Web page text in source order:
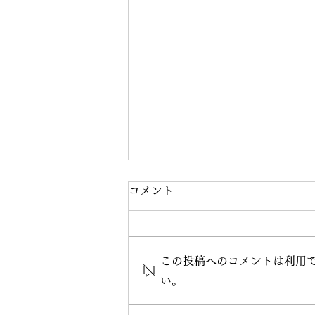
2026夏季休業のお知らせ
コメント
この投稿へのコメントは利用
い。